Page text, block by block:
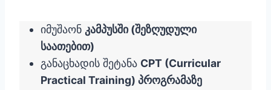
იმუშაონ კამპუსში (შეზღუდული
საათებით)
განაცხადის შეტანა CPT (Curricular
Practical Training) პროგრამაზე